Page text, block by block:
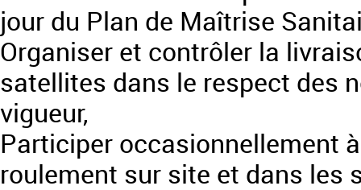
jour du Plan de Maîtrise
Organiser et contrôler la
satellites dans le respect des
vigueur,
Participer occasionnellement
roulement sur site et dans les